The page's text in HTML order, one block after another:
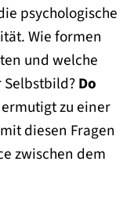
psychologische
Wie formen
und welche
Selbstbild?Do
ermutigt zu einer
diesen Fragen
zwischen dem